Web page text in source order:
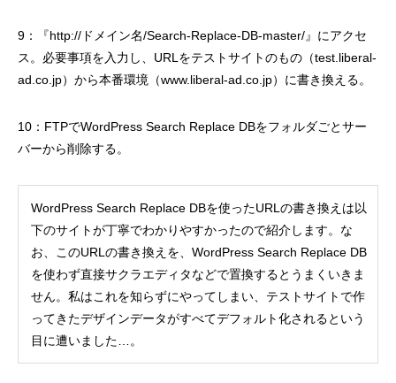
9：『http://ドメイン名/Search-Replace-DB-master/』にアクセ
ス。必要事項を入力し、URLをテストサイトのもの（test.liberal-
ad.co.jp）から本番環境（www.liberal-ad.co.jp）に書き換える。
10：FTPでWordPress Search Replace DBをフォルダごとサー
バーから削除する。
WordPress Search Replace DBを使ったURLの書き換えは以
下のサイトが丁寧でわかりやすかったので紹介します。な
お、このURLの書き換えを、WordPress Search Replace DB
を使わず直接サクラエディタなどで置換するとうまくいきま
せん。私はこれを知らずにやってしまい、テストサイトで作
ってきたデザインデータがすべてデフォルト化されるという
目に遭いました…。